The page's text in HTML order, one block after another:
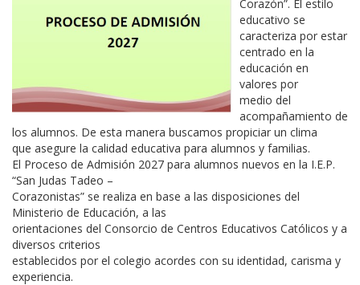
Corazón”. El estilo
educativo se
caracteriza por estar
centrado en la
educación en
valores por
medio del
acompañamiento de
los alumnos. De esta manera buscamos propiciar un clima
que asegure la calidad educativa para alumnos y familias.
El Proceso de Admisión 2027 para alumnos nuevos en la I.E.P.
“San Judas Tadeo –
Corazonistas” se realiza en base a las disposiciones del
Ministerio de Educación, a las
orientaciones del Consorcio de Centros Educativos Católicos y a
diversos criterios
establecidos por el colegio acordes con su identidad, carisma y
experiencia.